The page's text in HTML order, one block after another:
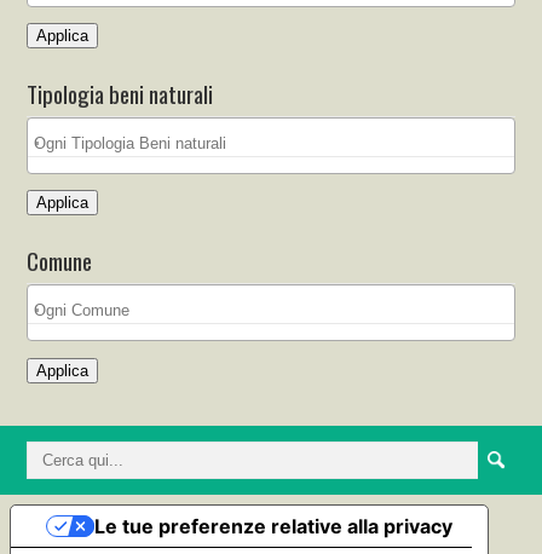
Applica
Tipologia beni naturali
Applica
Comune
Applica
Le tue preferenze relative alla privacy